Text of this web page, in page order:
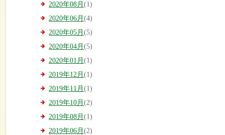
2020年08月 (1)
2020年06月 (4)
2020年05月 (5)
2020年04月 (5)
2020年01月 (1)
2019年12月 (1)
2019年11月 (1)
2019年10月 (2)
2019年08月 (1)
2019年06月 (2)